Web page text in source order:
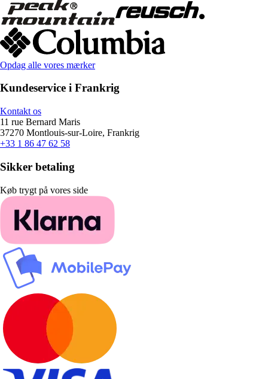
Opdag alle vores mærker
Kundeservice i Frankrig
Kontakt os
11 rue Bernard Maris
37270 Montlouis-sur-Loire, Frankrig
+33 1 86 47 62 58
Sikker betaling
Køb trygt på vores side